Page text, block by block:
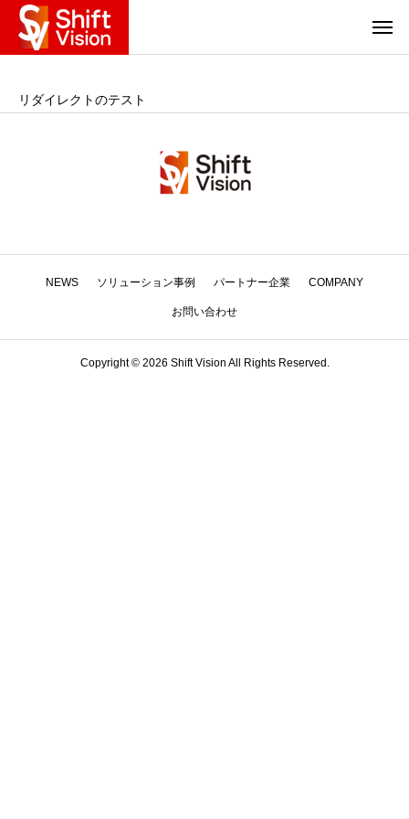
リダイレクトのテスト
NEWS ソリューション事例 パートナー企業 COMPANY
お問い合わせ
Copyright © 2026 Shift Vision All Rights Reserved.